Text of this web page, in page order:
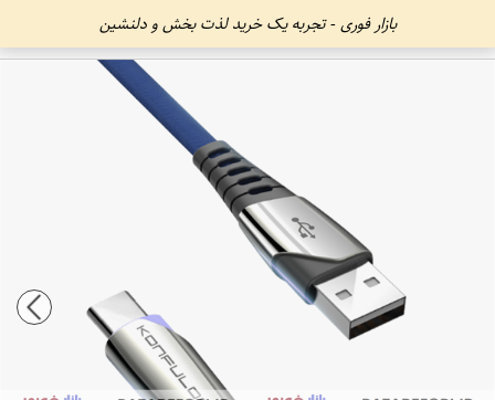
بازار فوری - تجربه یک خرید لذت بخش و دلنشین